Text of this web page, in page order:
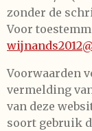
zonder de
Voor
Voorwaarden
vermelding
van deze
soort gebruik